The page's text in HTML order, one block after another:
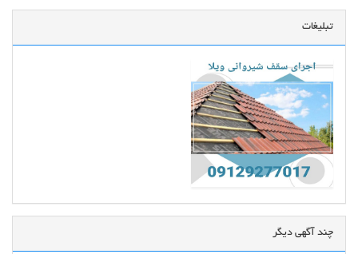
تبلیغات
چند آگهی دیگر